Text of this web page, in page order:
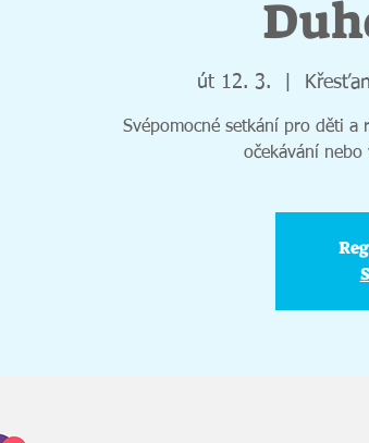
út 12. 3.
Svépomocné setkání pro děti
očekávání nebo